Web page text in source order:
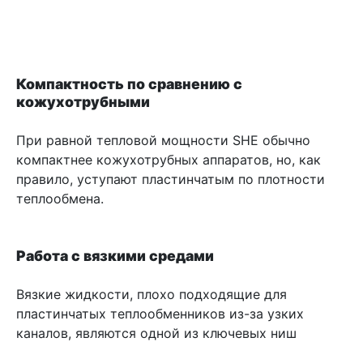
Компактность по сравнению с
кожухотрубными
При равной тепловой мощности SHE обычно
компактнее кожухотрубных аппаратов, но, как
правило, уступают пластинчатым по плотности
теплообмена.
Работа с вязкими средами
Вязкие жидкости, плохо подходящие для
пластинчатых теплообменников из-за узких
каналов, являются одной из ключевых ниш